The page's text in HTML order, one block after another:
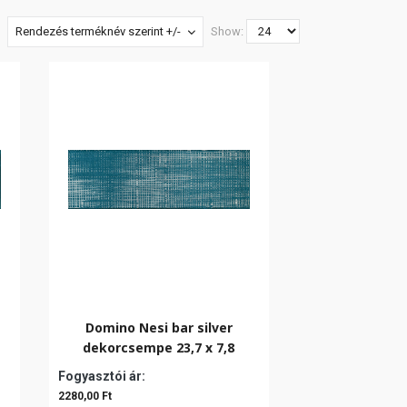
Rendezés terméknév szerint +/- Show:
Domino Nesi bar silver
dekorcsempe 23,7 x 7,8
Fogyasztói ár:
2280,00 Ft